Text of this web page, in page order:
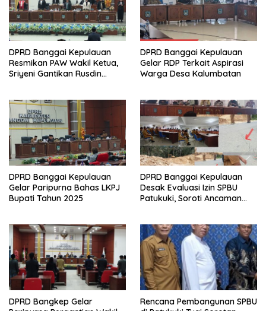
DPRD Banggai Kepulauan
Resmikan PAW Wakil Ketua,
Sriyeni Gantikan Rusdin
DPRD Banggai Kepulauan
Gelar RDP Terkait Aspirasi
Warga Desa Kalumbatan
DPRD Banggai Kepulauan
Gelar Paripurna Bahas LKPJ
Bupati Tahun 2025
DPRD Banggai Kepulauan
Desak Evaluasi Izin SPBU
Patukuki, Soroti Ancaman
DPRD Bangkep Gelar
Rencana Pembangunan SPBU